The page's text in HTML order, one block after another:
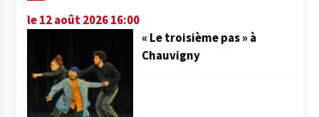
le 12 août 2026 16:00
« Le troisième pas » à
Chauvigny